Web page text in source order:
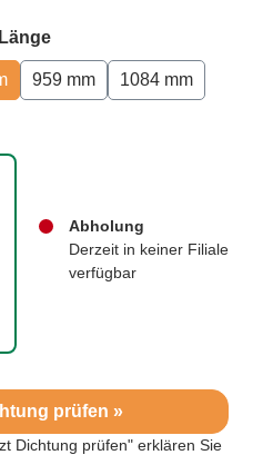
prüfen »
Dichtung prüfen" erklären Sie
Abholung
Derzeit in keiner Filiale
verfügbar
Längeauswählen
959 mm 1084 mm